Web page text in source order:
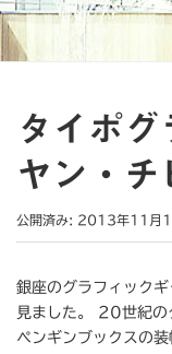
タイポグ
ヤン・チ
公開済み: 2013年11月
銀座のグラフィック
見ました。 20世紀の
ペンギンブックスの